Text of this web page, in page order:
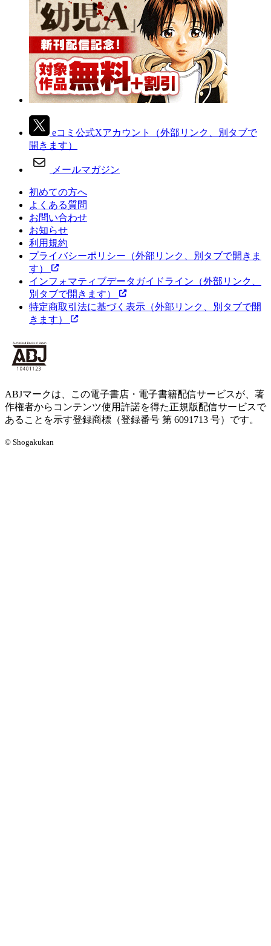
eコミ公式Xアカウント
（外部リンク、別タブで
開きます）
メールマガジン
初めての方へ
よくある質問
お問い合わせ
お知らせ
利用規約
プライバシーポリシー （外部リンク、別タブで開きま
す）
インフォマティブデータガイドライン （外部リンク、
別タブで開きます）
特定商取引法に基づく表示 （外部リンク、別タブで開
きます）
ABJマークは、この電子書店・電子書籍配信サービスが、著
作権者からコンテンツ使用許諾を得た正規版配信サービスで
あることを示す登録商標（登録番号 第 6091713 号）です。
© Shogakukan